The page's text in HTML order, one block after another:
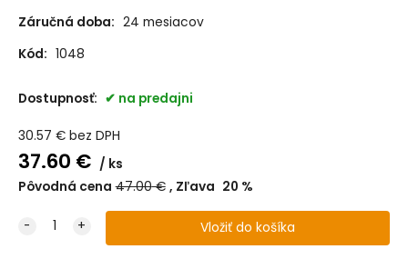
Záručná doba: 24 mesiacov
Kód: 1048
Dostupnosť: na predajni
30.57 € bez DPH
37.60 €
ks
Pôvodná cena 47.00€ Zľava 20 %